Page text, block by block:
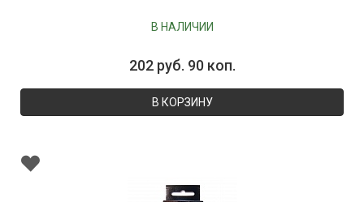
В НАЛИЧИИ
202 руб. 90 коп.
В КОРЗИНУ